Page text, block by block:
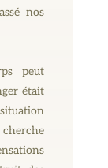
nos
peut
était